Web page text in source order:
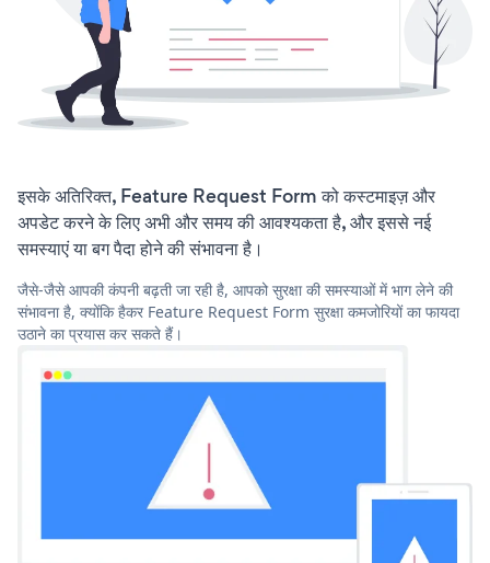
इसके अतिरिक्त, Feature Request Form को कस्टमाइज़ और
अपडेट करने के लिए अभी और समय की आवश्यकता है, और इससे नई
समस्याएं या बग पैदा होने की संभावना है।
जैसे-जैसे आपकी कंपनी बढ़ती जा रही है, आपको सुरक्षा की समस्याओं में भाग लेने की
संभावना है, क्योंकि हैकर Feature Request Form सुरक्षा कमजोरियों का फायदा
उठाने का प्रयास कर सकते हैं।